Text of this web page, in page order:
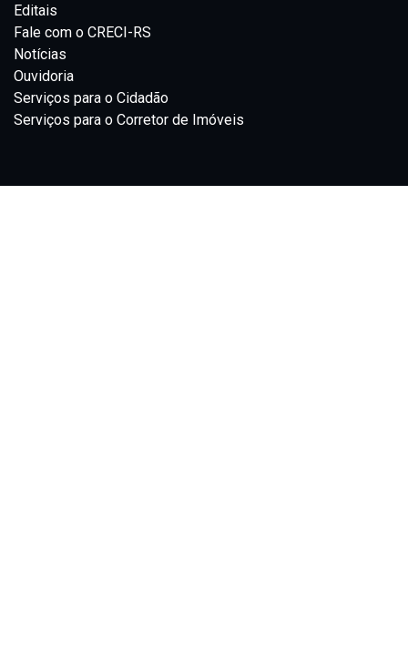
Editais
Fale com o CRECI-RS
Notícias
Ouvidoria
Serviços para o Cidadão
Serviços para o Corretor de Imóveis